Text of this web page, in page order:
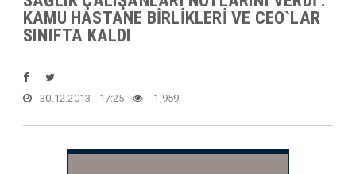
KAMU HASTANE BİRLİKLERİ VE CEO`LAR
SINIFTA KALDI
30.12.2013 - 17:25 1,959